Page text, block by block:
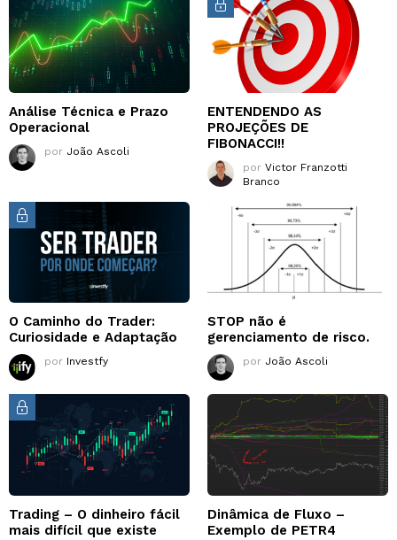
Análise Técnica e Prazo
Operacional
por João Ascoli
ENTENDENDO AS
PROJEÇÕES DE
FIBONACCI!!
por Victor Franzotti
Branco
O Caminho do Trader:
Curiosidade e Adaptação
por Investfy
STOP não é
gerenciamento de risco.
por João Ascoli
Trading – O dinheiro fácil
mais difícil que existe
Dinâmica de Fluxo –
Exemplo de PETR4